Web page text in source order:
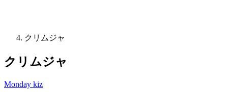
クリムジャ
クリムジャ
Monday kiz